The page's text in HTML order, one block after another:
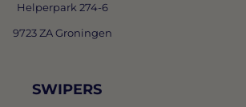
Helperpark 274-6
9723 ZA Groningen
SWIPERS